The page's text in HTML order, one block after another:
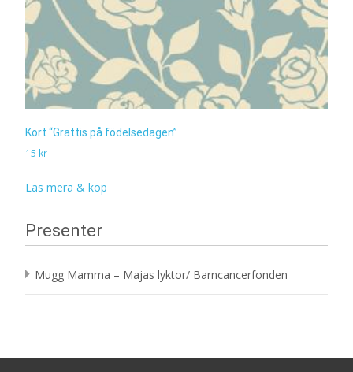
Kort “Grattis på födelsedagen”
15 kr
Läs mera & köp
Presenter
Mugg Mamma – Majas lyktor/ Barncancerfonden